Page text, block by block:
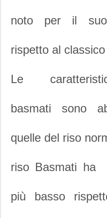
noto per il suo
rispetto al
Le
basmati sono
quelle del riso
riso Basmati ha
più basso